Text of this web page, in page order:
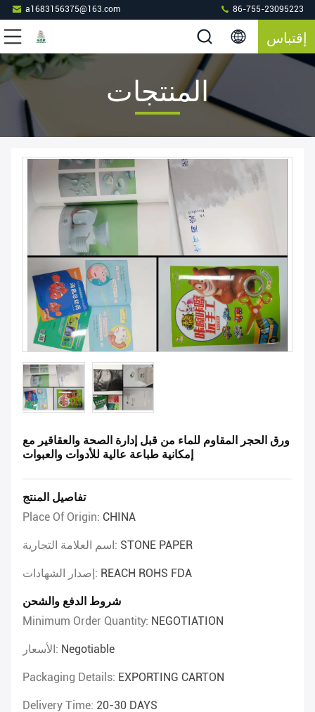
a1683156375@163.com 86-755-23095223
إقتباس
المنتجات
ورق الحجر المقاوم للماء من قبل إدارة الصحة والعقاقير مع
إمكانية طباعة عالية للأدوات والعبوات
تفاصيل المنتج
Place Of Origin: CHINA
اسم العلامة التجارية: STONE PAPER
إصدار الشهادات: REACH ROHS FDA
شروط الدفع والشحن
Minimum Order Quantity: NEGOTIATION
الأسعار: Negotiable
Packaging Details: EXPORTING CARTON
Delivery Time: 20-30 DAYS